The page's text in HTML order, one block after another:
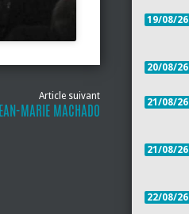
Article suivant
MARIE MACHADO
19/08/26
20/08/26
21/08/26
21/08/26
22/08/26